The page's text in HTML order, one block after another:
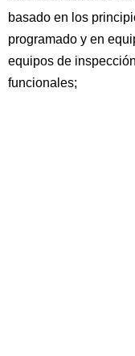
basado en los
programado y en
equipos de
funcionales;